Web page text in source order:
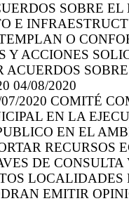
SOBRE
E
O
Y ACCIONES
ACUERDOS
04/08/2020
07/2020 COMITÉ
EN LA
EN EL
RECURSOS
DE
LOCALIDADES
EMITIR